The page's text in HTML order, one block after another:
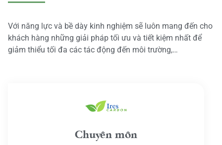
Với năng lực và bề dày kinh nghiệm sẽ luôn mang đến cho
khách hàng những giải pháp tối ưu và tiết kiệm nhất để
giảm thiểu tối đa các tác động đến môi trường,…
Chuyên môn